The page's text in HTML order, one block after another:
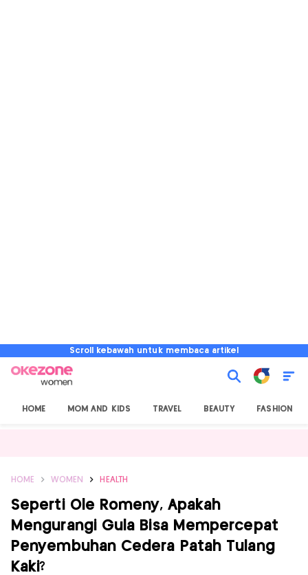
Scroll kebawah untuk membaca artikel
HOME MOM AND KIDS TRAVEL BEAUTY FASHION
HOME WOMEN HEALTH
Seperti Ole Romeny, Apakah
Mengurangi Gula Bisa Mempercepat
Penyembuhan Cedera Patah Tulang
Kaki?